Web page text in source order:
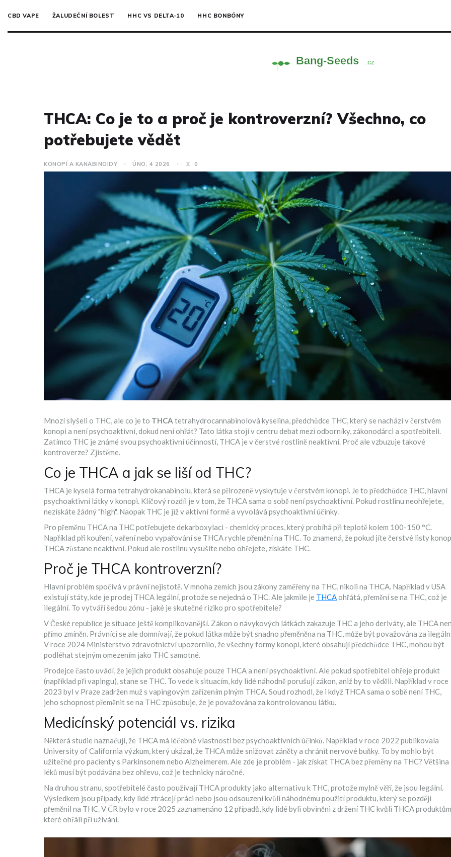
CBD VAPE ŽALUDEČNÍ BOLEST HHC VS DELTA‑10 HHC BONBÓNY
THCA: Co je to a proč je kontroverzní? Všechno, co
potřebujete vědět
KONOPÍ A KANABINOIDY ÚNO, 4 2026 0
Mnozí slyšeli o THC, ale co je to THCA tetrahydrocannabinolová kyselina, předchůdce THC, který se nachází v čerstvém
konopi a není psychoaktivní, dokud není ohřát? Tato látka stojí v centru debat mezi odborníky, zákonodárci a spotřebiteli.
Zatímco THC je známé svou psychoaktivní účinností, THCA je v čerstvé rostlině neaktivní. Proč ale vzbuzuje takové
kontroverze? Zjistěme.
Co je THCA a jak se liší od THC?
THCA je kyselá forma tetrahydrokanabinolu, která se přirozeně vyskytuje v čerstvém konopi. Je to předchůdce THC, hlavní
psychoaktivní látky v konopi. Klíčový rozdíl je v tom, že THCAsama o sobě není psychoaktivní. Pokud rostlinu neohřejete,
nezískáte žádný "high". Naopak THC je již v aktivní formě a vyvolává psychoaktivní účinky.
Pro přeměnu THCA na THC potřebujete dekarboxylaci - chemický proces, který probíhá při teplotě kolem 100-150 °C.
Například při kouření, vaření nebo vypařování se THCA rychle přemění na THC. To znamená, že pokud jíte čerstvé listy
THCA zůstane neaktivní. Pokud ale rostlinu vysušíte nebo ohřejete, získáte THC.
Proč je THCA kontroverzní?
Hlavní problém spočívá v právní nejistotě. V mnoha zemích jsou zákony zaměřeny na THC, nikoli na THCA. Například v USA
existují státy, kde je prodej THCA legální, protože se nejedná o THC. Ale jakmile je THCAohřátá, přemění se na THC, což je
ilegální. To vytváří šedou zónu - jaké je skutečné riziko pro spotřebitele?
V České republice je situace ještě komplikovanější. Zákon o návykových látkách zakazuje THC a jeho deriváty, ale THCA
přímo zmíněn. Právníci se ale domnívají, že pokud látka může být snadno přeměněna na THC, může být považována za
V roce 2024 Ministerstvo zdravotnictví upozornilo, že všechny formy konopí, které obsahují předchůdce THC, mohou být
podléhat stejným omezením jako THC samotné.
Prodejce často uvádí, že jejich produkt obsahuje pouze THCA a není psychoaktivní. Ale pokud spotřebitel ohřeje produkt
(například při vapingu), stane se THC. To vede k situacím, kdy lidé náhodně porušují zákon, aniž by to věděli. Například v roce
2023 byl v Praze zadržen muž s vapingovým zařízením plným THCA. Soud rozhodl, že i když THCA sama o sobě není THC,
jeho schopnost přeměnit se na THC způsobuje, že je považována za kontrolovanou látku.
Medicínský potenciál vs. rizika
Některá studie naznačují, že THCA má léčebné vlastnosti bez psychoaktivních účinků. Například v roce 2022 publikovala
University of California výzkum, který ukázal, že THCA může snižovat záněty a chránit nervové buňky. To by mohlo být
užitečné pro pacienty s Parkinsonem nebo Alzheimerem. Ale zde je problém - jak získat THCA bez přeměny na THC? Většina
léků musí být podávána bez ohřevu, což je technicky náročné.
Na druhou stranu, spotřebitelé často používají THCA produkty jako alternativu k THC, protože mylně věří, že jsou legální.
Výsledkem jsou případy, kdy lidé ztrácejí práci nebo jsou odsouzeni kvůli náhodnému použití produktu, který se později
přeměnil na THC. V ČR bylo v roce 2025 zaznamenáno 12 případů, kdy lidé byli obviněni z držení THC kvůli THCA
které ohřáli při užívání.